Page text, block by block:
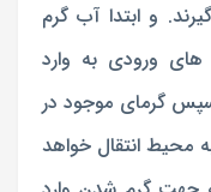
و ابتدا آب گرم
های ورودی به وارد
گرمای موجود در
محیط انتقال خواهد